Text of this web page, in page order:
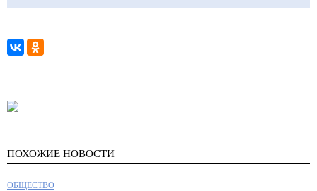
ПОХОЖИЕ НОВОСТИ
ОБЩЕСТВО